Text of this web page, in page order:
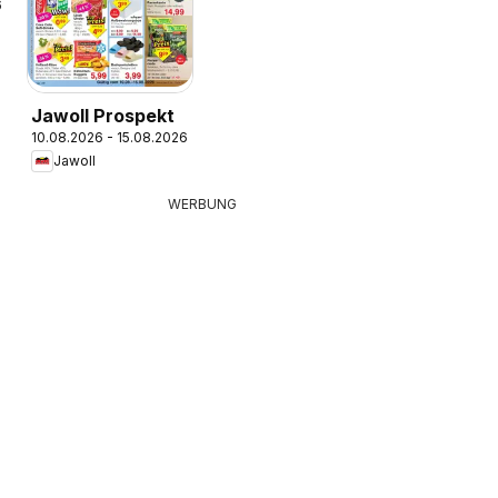
Jawoll Prospekt
10.08.2026 - 15.08.2026
Jawoll
WERBUNG